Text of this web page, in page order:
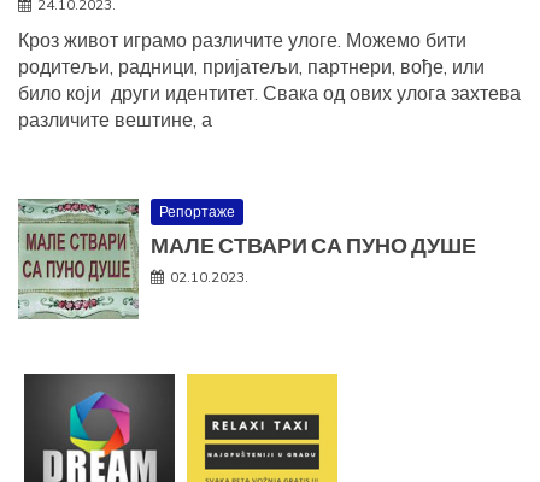
24.10.2023.
Кроз живот играмо различите улоге. Можемо бити
родитељи, радници, пријатељи, партнери, вође, или
било који други идентитет. Свака од ових улога захтева
различите вештине, а
Репортаже
МАЛЕ СТВАРИ СА ПУНО ДУШЕ
02.10.2023.